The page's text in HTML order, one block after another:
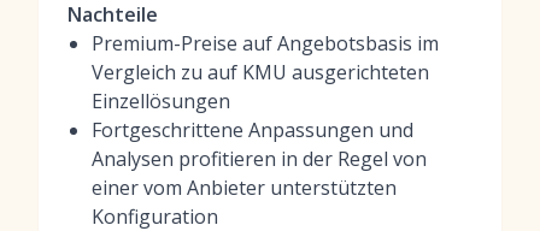
Nachteile
Premium-Preise auf Angebotsbasis im
Vergleich zu auf KMU ausgerichteten
Einzellösungen
Fortgeschrittene Anpassungen und
Analysen profitieren in der Regel von
einer vom Anbieter unterstützten
Konfiguration